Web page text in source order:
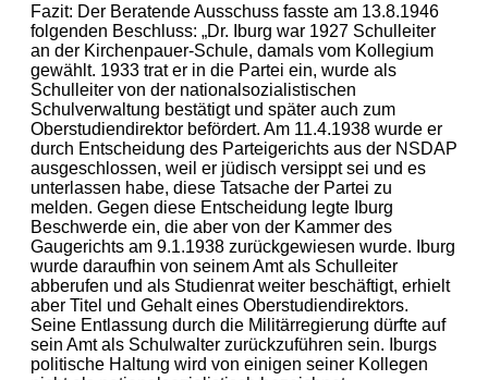
Fazit: Der Beratende Ausschuss fasste am 13.8.1946
folgenden Beschluss: „Dr. Iburg war 1927 Schulleiter
an der Kirchenpauer-Schule, damals vom Kollegium
gewählt. 1933 trat er in die Partei ein, wurde als
Schulleiter von der nationalsozialistischen
Schulverwaltung bestätigt und später auch zum
Oberstudiendirektor befördert. Am 11.4.1938 wurde er
durch Entscheidung des Parteigerichts aus der NSDAP
ausgeschlossen, weil er jüdisch versippt sei und es
unterlassen habe, diese Tatsache der Partei zu
melden. Gegen diese Entscheidung legte Iburg
Beschwerde ein, die aber von der Kammer des
Gaugerichts am 9.1.1938 zurückgewiesen wurde. Iburg
wurde daraufhin von seinem Amt als Schulleiter
abberufen und als Studienrat weiter beschäftigt, erhielt
aber Titel und Gehalt eines Oberstudiendirektors.
Seine Entlassung durch die Militärregierung dürfte auf
sein Amt als Schulwalter zurückzuführen sein. Iburgs
politische Haltung wird von einigen seiner Kollegen